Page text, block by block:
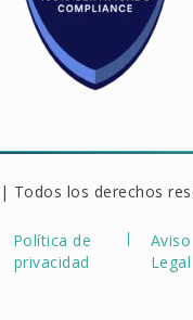
Todos los derechos
Política de
privacidad
Aviso
Legal